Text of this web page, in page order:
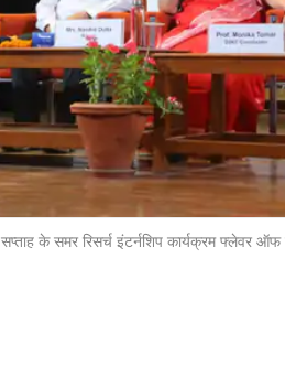
सप्ताह के समर रिसर्च इंटर्नशिप कार्यक्रम फ्लेवर